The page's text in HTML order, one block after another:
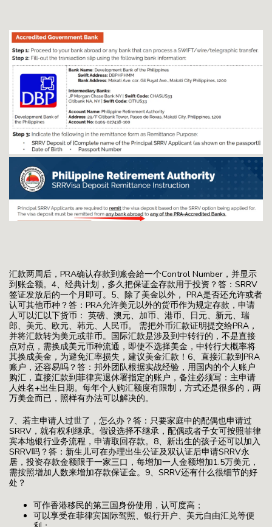
汇款两周后，PRA确认存款到账会給一个Control Number，并显示
到账金额。4、经典计划，多久把保证金存款用于投资？答：SRRV
签证发放后的一个月即可。5、除了美金以外， PRA是否还允许或者
认可其他币种？答：PRA允许美元以外的货币作为规定存款，申请
人可以汇以下货币： 英磅、澳元、加币、港币、日元、新元、瑞
郎、美元、欧元、韩元、人民币。 需把外币汇款证明提交给PRA，
并将汇款转为美元或菲币。国际汇款是涉及到中转行的，不是直接
点对点，需换成美元币种流通，即使不选择美金，中转行大概率将
其换成美金，为避免汇率损失，建议美金汇款！6、直接汇款到PRA
账户，还容易吗？答：邦外团队根据实战经验，用国内的个人账户
购汇，直接汇款到菲律宾退休署指定的账户，备注必须写：主申请
人姓名+出生日期。每年个人购汇额度有限制，方式还是很多的，两
万美金而已，照样有办法可以解决的。
7、若主申请人过世了，怎么办？答：只要家庭中的配偶也申请过
SRRV，就有权利继承。假设选择不继承，配偶或者子女可按照菲律
宾本地银行业务流程，申请取回存款。8、新出生的孩子还可以加入
SRRV吗？答：新生儿可在办理出生公证及双认证后申请SRRV永
居，投资存款金额限于一家三口，每增加一人金额增加1.5万美元，
需按照增加人数来增加存款保证金。9、SRRV还有什么很细节的好
处？
可作香港移民的第三国身份使用，认可度高；
可以享受在菲律宾国际驾照、银行开户、美元自由汇兑等便